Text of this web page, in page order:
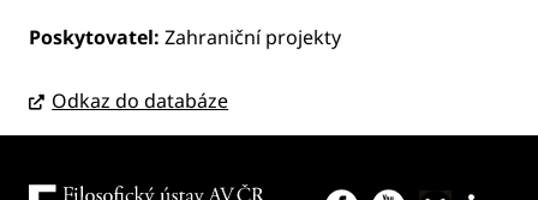
Poskytovatel: Zahraniční projekty
Odkaz do databáze